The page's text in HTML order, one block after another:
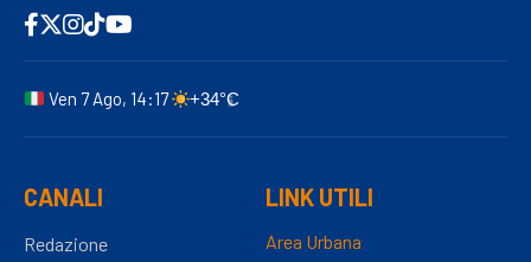
Ven 7 Ago, 14:17 +34°C
CANALI
Redazione
LINK UTILI
Area Urbana